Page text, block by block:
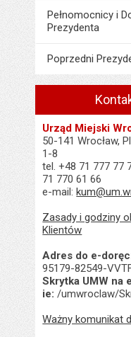
Pełnomocnicy i
Prezydenta
Poprzedni
Urząd Miejski
50-141 Wrocław,
1-8
tel. +48 71 777 77
71 770 61 66
e-mail:
Zasady i godziny
Klientów
Adres do e-
95179-82549-
Skrytka UMW na
ie: /umwroclaw/
Ważny komunikat